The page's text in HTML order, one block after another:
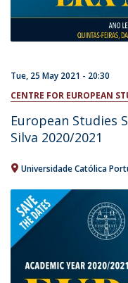
Tue, 25 May 2021 - 20:30
CENTRE FOR EUROPEAN
European Studies
Silva 2020/2021
Universidade Católica